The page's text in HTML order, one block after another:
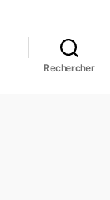
Rechercher